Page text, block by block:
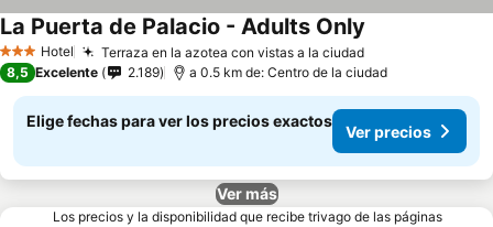
3 Estrellas
Hotel Terraza en la azotea con vistas a la ciudad
La Puerta de Palacio - Adults Only
8,5 Excelente 2.189 a 0.5 km de: Centro de la ciudad
Elige fechas para ver los precios exactos
Ver precios
Ver más
Los precios y la disponibilidad que recibe trivago de las páginas